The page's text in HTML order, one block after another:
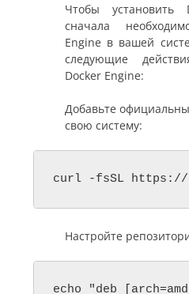
Чтобы установить
сначала
Engine в вашей
следующие
Docker Engine:
Добавьте
свою систему:
curl -fsSL https://
Настройте
echo "deb